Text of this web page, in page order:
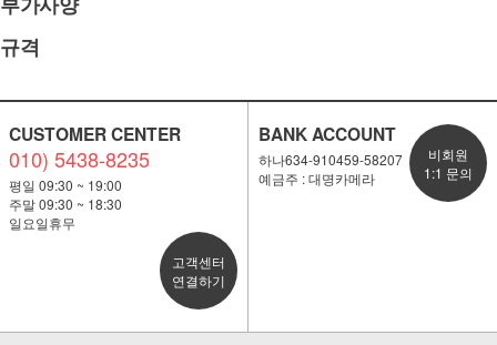
규격
CUSTOMER CENTER
010) 5438-8235
평일 09:30 ~ 19:00
주말 09:30 ~ 18:30
일요일휴무
고객센터
연결하기
BANK ACCOUNT
하나634-910459-58207
예금주 : 대명카메라
비회원
1:1 문의